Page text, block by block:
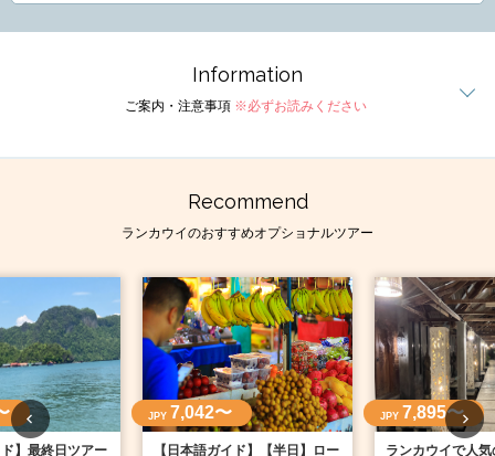
Information
ご案内・注意事項 ※必ずお読みください
Recommend
ランカウイのおすすめオプショナルツアー
】最終日ツアー
JPY 7,042〜
【日本語ガイド】【半日】ロー
JPY 7,895〜
ランカウイで人